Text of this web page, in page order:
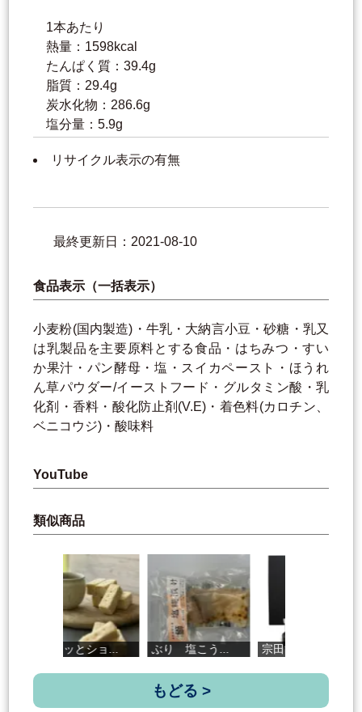
1本あたり
熱量：1598kcal
たんぱく質：39.4g
脂質：29.4g
炭水化物：286.6g
塩分量：5.9g
リサイクル表示の有無
最終更新日：2021-08-10
食品表示（一括表示）
小麦粉(国内製造)・牛乳・大納言小豆・砂糖・乳又
は乳製品を主要原料とする食品・はちみつ・すい
か果汁・パン酵母・塩・スイカペースト・ほうれ
ん草パウダー/イーストフード・グルタミン酸・乳
化剤・香料・酸化防止剤(V.E)・着色料(カロチン、
ベニコウジ)・酸味料
YouTube
類似商品
ガリッとショ... ぶり 塩こう... 宗田節おかき...
もどる >